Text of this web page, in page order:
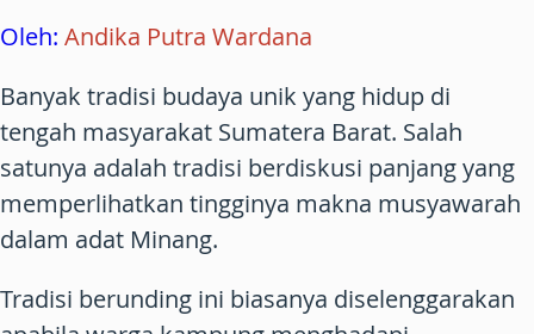
Oleh: Andika Putra Wardana
Banyak tradisi budaya unik yang hidup di
tengah masyarakat Sumatera Barat. Salah
satunya adalah tradisi berdiskusi panjang yang
memperlihatkan tingginya makna musyawarah
dalam adat Minang.
Tradisi berunding ini biasanya diselenggarakan